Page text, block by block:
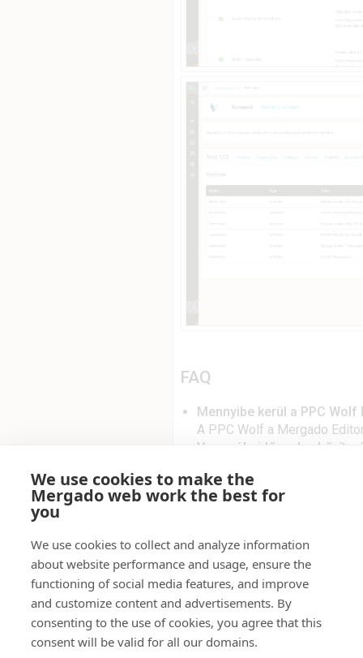
FAQ
Mennyibe kerül a PPC Wolf
A PPC Wolf a Mergado
Van próbaidőszak a
ingyenesen használható.
Milyen adatokat dolgoz fel
kiválasztasz. A Google
kerülnek be a Mergadóba
létrehozott kampányok
statisztikáihoz. Minden
Ha kikapcsolod a
Milyen gyakran frissülnek
Minden alkalommal, amikor
We use cookies to make the
Mergado web work the best for
you
We use cookies to collect and analyze information
about website performance and usage, ensure the
functioning of social media features, and improve
and customize content and advertisements. By
consenting to the use of cookies, you agree that this
consent will be valid for all our domains.